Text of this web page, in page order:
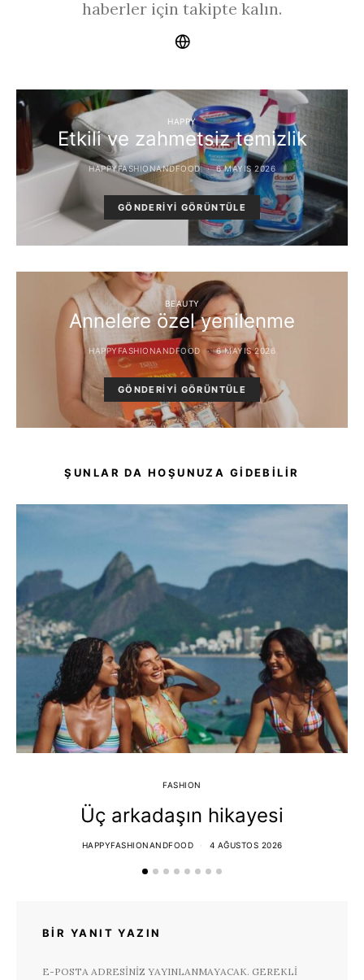
haberler için takipte kalın.
HAPPY
Etkili ve zahmetsiz temizlik
HAPPYFASHIONANDFOOD 6 MAYIS 2026
GÖNDERIYI GÖRÜNTÜLE
BEAUTY
Annelere özel yenilenme
HAPPYFASHIONANDFOOD 6 MAYIS 2026
GÖNDERIYI GÖRÜNTÜLE
ŞUNLAR DA HOŞUNUZA GIDEBILIR
FASHION
Üç arkadaşın hikayesi
HAPPYFASHIONANDFOOD 4 AĞUSTOS 2026
BIR YANIT YAZIN
E-POSTA ADRESINIZ YAYINLANMAYACAK. GEREKLI